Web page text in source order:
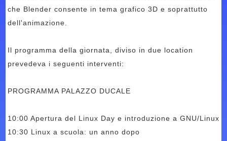
che Blender consente in tema grafico 3D e soprattutto
dell'animazione.
Il programma della giornata, diviso in due location
prevedeva i seguenti interventi:
PROGRAMMA PALAZZO DUCALE
10:00 Apertura del Linux Day e introduzione a GNU/Linux
10:30 Linux a scuola: un anno dopo